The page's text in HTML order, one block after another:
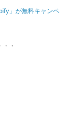
」が無料キャンペ
・